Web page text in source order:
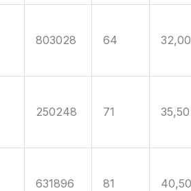
803028 64 32,00
250248 71 35,50
631896 81